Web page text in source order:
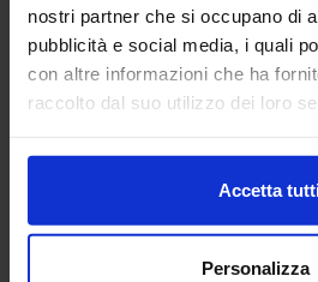
nostri partner che si occupano di
pubblicità e social media, i quali
con altre informazioni che ha
raccolto dal suo utilizzo dei loro
Accetta
Personalizza
Padiglione:Pad.
Aggiungi ai
Vai alla